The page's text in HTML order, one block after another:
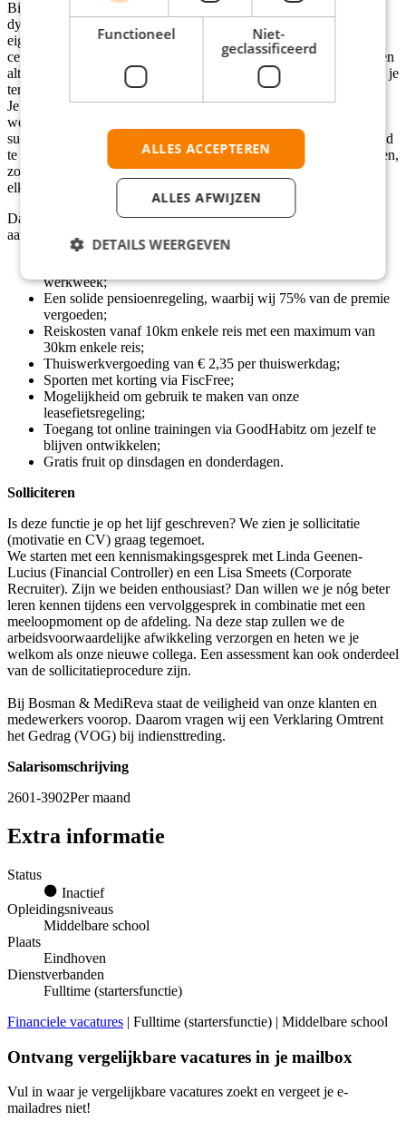
Bij Bosman & MediReva bieden we een professionele en
dynamische werkomgeving, waar je volop de ruimte krijgt om je
eigen inbreng en ideeën te delen. Ontwikkeling staat bij ons
centraal, zowel op persoonlijk als op professioneel vlak. Wij streven
altijd naar het hoogst mogelijke kwaliteitsniveau en die ambitie zie je
terug in alles wat we doen.
Je wordt deel van een hecht team met een aanstekelijk en positief
werkklimaat, waarin we samen mooie prestaties neerzetten en die
successen ook met elkaar vieren. Om het gevoel van saamhorigheid
te versterken, organiseren we regelmatig diverse leuke evenementen,
zodat we niet alleen tijdens het werk, maar ook daarbuiten voor
elkaar klaarstaan.
Daarnaast bieden we de volgende secundaire arbeidsvoorwaarden
aan:
werkweek;
Een solide pensioenregeling, waarbij wij 75% van de premie
vergoeden;
Reiskosten vanaf 10km enkele reis met een maximum van
30km enkele reis;
Thuiswerkvergoeding van € 2,35 per thuiswerkdag;
Sporten met korting via FiscFree;
Mogelijkheid om gebruik te maken van onze
leasefietsregeling;
Toegang tot online trainingen via GoodHabitz om jezelf te
blijven ontwikkelen;
Gratis fruit op dinsdagen en donderdagen.
Solliciteren
Is deze functie je op het lijf geschreven? We zien je sollicitatie
(motivatie en CV) graag tegemoet.
We starten met een kennismakingsgesprek met Linda Geenen-
Lucius (Financial Controller) en een Lisa Smeets (Corporate
Recruiter). Zijn we beiden enthousiast? Dan willen we je nóg beter
leren kennen tijdens een vervolggesprek in combinatie met een
meeloopmoment op de afdeling. Na deze stap zullen we de
arbeidsvoorwaardelijke afwikkeling verzorgen en heten we je
welkom als onze nieuwe collega. Een assessment kan ook onderdeel
van de sollicitatieprocedure zijn.
Bij Bosman & MediReva staat de veiligheid van onze klanten en
medewerkers voorop. Daarom vragen wij een Verklaring Omtrent
het Gedrag (VOG) bij indiensttreding.
Salarisomschrijving
2601-3902Per maand
Extra informatie
Status
Inactief
Opleidingsniveaus
Middelbare school
Plaats
Eindhoven
Dienstverbanden
Fulltime (startersfunctie)
Financiele vacatures | Fulltime (startersfunctie) | Middelbare school
Ontvang vergelijkbare vacatures in je mailbox
Vul in waar je vergelijkbare vacatures zoekt en vergeet je e-
mailadres niet!
Functioneel
Niet-
geclassificeerd
ALLES ACCEPTEREN
ALLES AFWIJZEN
DETAILS WEERGEVEN